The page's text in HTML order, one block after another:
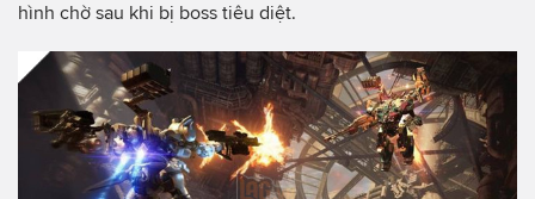
hình chờ sau khi bị boss tiêu diệt.